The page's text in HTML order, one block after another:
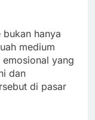
hanya
medium
yang
dan
di pasar